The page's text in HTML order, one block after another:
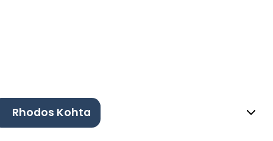
Rhodos Kohta